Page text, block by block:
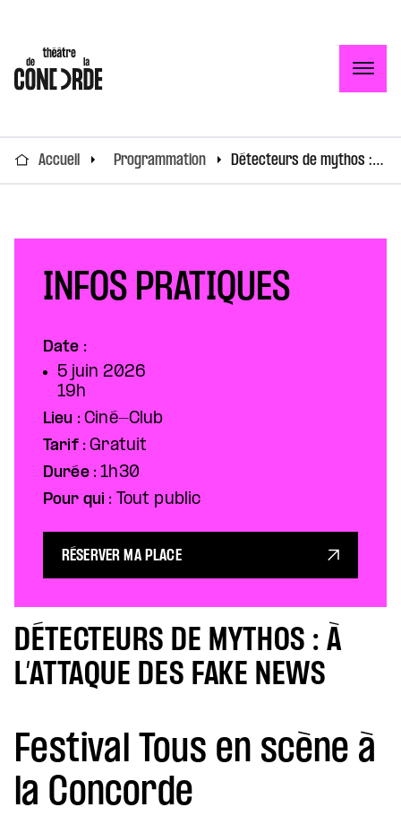
Accueil Programmation Détecteurs de mythos : à l’attaque des fake news
DÉTECTEURS DE MYTHOS : À
L’ATTAQUE DES FAKE NEWS
Festival Tous en scène à
la Concorde
INFOS PRATIQUES
Date :
5 juin 2026
19h
Lieu :Ciné-Club
Tarif :Gratuit
Durée :1h30
Pour qui : Tout public
RÉSERVER MA PLACE